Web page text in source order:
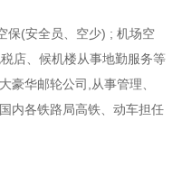
保(安全员、空少) ; 机场空
店、候机楼从事地勤服务等
豪华邮轮公司,从事管理、
内各铁路局高铁、动车担任